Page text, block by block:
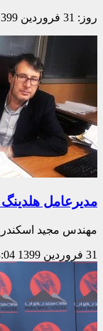
روز: 31 فروردین 1399 (فرمت تاریخ آرشیو روزانه)
مدیرعامل هلدینگ راهیان سهام:
مهندس مجید
31 فروردین 1399